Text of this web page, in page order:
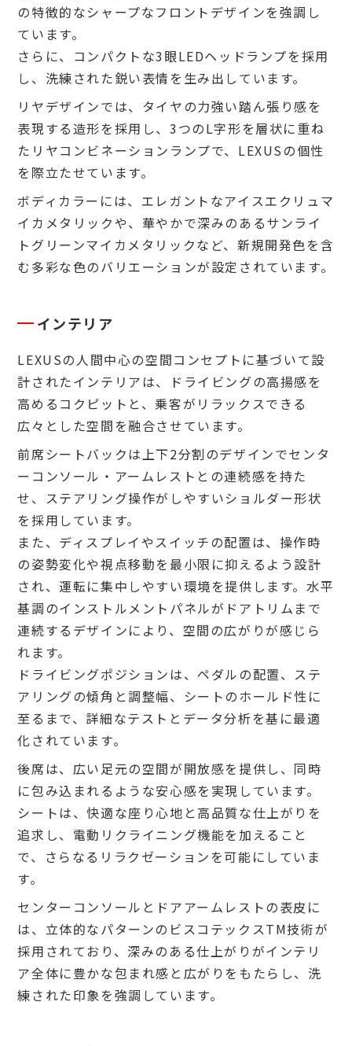
の特徴的なシャープなフロントデザインを強調し
ています。
さらに、コンパクトな3眼LEDヘッドランプを採用
し、洗練された鋭い表情を生み出しています。
リヤデザインでは、タイヤの力強い踏ん張り感を
表現する造形を採用し、3つのL字形を層状に重ね
たリヤコンビネーションランプで、LEXUSの個性
を際立たせています。
ボディカラーには、エレガントなアイスエクリュマ
イカメタリックや、華やかで深みのあるサンライ
トグリーンマイカメタリックなど、新規開発色を含
む多彩な色のバリエーションが設定されています。
インテリア
LEXUSの人間中心の空間コンセプトに基づいて設
計されたインテリアは、ドライビングの高揚感を
高めるコクピットと、乗客がリラックスできる
広々とした空間を融合させています。
前席シートバックは上下2分割のデザインでセンタ
ーコンソール・アームレストとの連続感を持た
せ、ステアリング操作がしやすいショルダー形状
を採用しています。
また、ディスプレイやスイッチの配置は、操作時
の姿勢変化や視点移動を最小限に抑えるよう設計
され、運転に集中しやすい環境を提供します。水平
基調のインストルメントパネルがドアトリムまで
連続するデザインにより、空間の広がりが感じら
れます。
ドライビングポジションは、ペダルの配置、ステ
アリングの傾角と調整幅、シートのホールド性に
至るまで、詳細なテストとデータ分析を基に最適
化されています。
後席は、広い足元の空間が開放感を提供し、同時
に包み込まれるような安心感を実現しています。
シートは、快適な座り心地と高品質な仕上がりを
追求し、電動リクライニング機能を加えること
で、さらなるリラクゼーションを可能にしていま
す。
センターコンソールとドアアームレストの表皮に
は、立体的なパターンのビスコテックスTM技術が
採用されており、深みのある仕上がりがインテリ
ア全体に豊かな包まれ感と広がりをもたらし、洗
練された印象を強調しています。